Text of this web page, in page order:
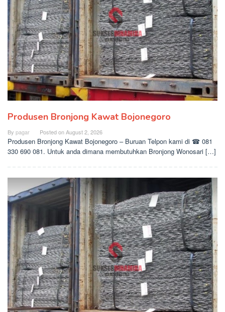
Produsen Bronjong Kawat Bojonegoro
By pagar Posted onAugust 2, 2026
Produsen Bronjong Kawat Bojonegoro – Buruan Telpon kami di ☎ 081
330 690 081. Untuk anda dimana membutuhkan Bronjong Wonosari […]